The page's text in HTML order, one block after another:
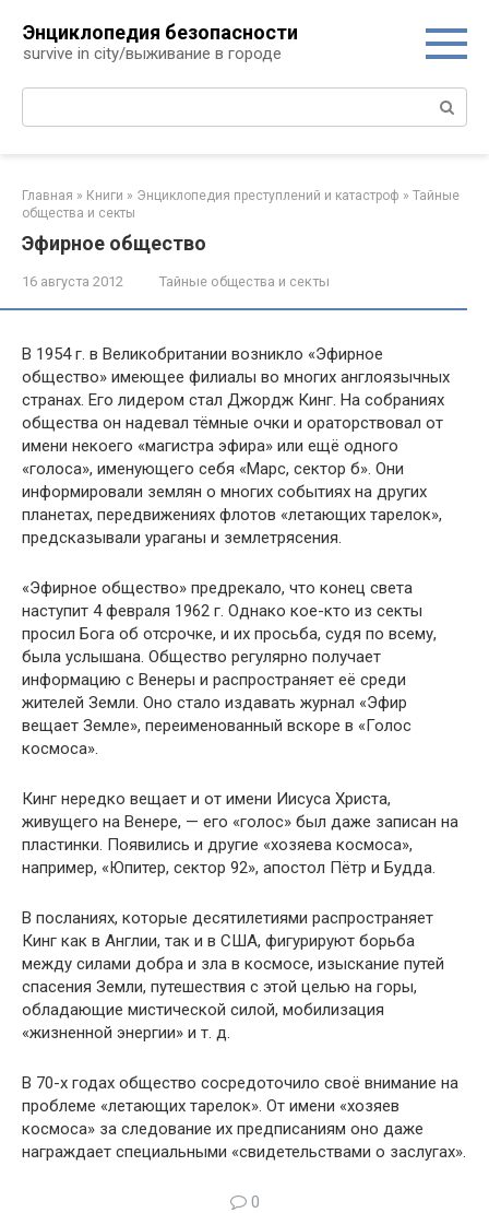
контенту
Энциклопедия безопасности
survive in city/выживание в городе
Поиск:
Главная » Книги » Энциклопедия преступлений и катастроф » Тайные
общества и секты
Эфирное общество
16 августа 2012 Тайные общества и секты
В 1954 г. в Великобритании возникло «Эфирное
общество» имеющее филиалы во многих англоязычных
странах. Его лидером стал Джордж Кинг. На собраниях
общества он надевал тёмные очки и ораторствовал от
имени некоего «магистра эфира» или ещё одного
«голоса», именующего себя «Марс, сектор б». Они
информировали землян о многих событиях на других
планетах, передвижениях флотов «летающих тарелок»,
предсказывали ураганы и землетрясения.
«Эфирное общество» предрекало, что конец света
наступит 4 февраля 1962 г. Однако кое-кто из секты
просил Бога об отсрочке, и их просьба, судя по всему,
была услышана. Общество регулярно получает
информацию с Венеры и распространяет её среди
жителей Земли. Оно стало издавать журнал «Эфир
вещает Земле», переименованный вскоре в «Голос
космоса».
Кинг нередко вещает и от имени Иисуса Христа,
живущего на Венере, — его «голос» был даже записан на
пластинки. Появились и другие «хозяева космоса»,
например, «Юпитер, сектор 92», апостол Пётр и Будда.
В посланиях, которые десятилетиями распространяет
Кинг как в Англии, так и в США, фигурируют борьба
между силами добра и зла в космосе, изыскание путей
спасения Земли, путешествия с этой целью на горы,
обладающие мистической силой, мобилизация
«жизненной энергии» и т. д.
В 70-х годах общество сосредоточило своё внимание на
проблеме «летающих тарелок». От имени «хозяев
космоса» за следование их предписаниям оно даже
награждает специальными «свидетельствами о заслугах».
0